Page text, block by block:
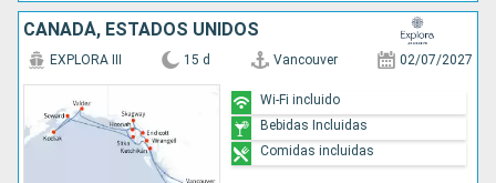
CANADÁ, ESTADOS UNIDOS
EXPLORA III 15 d Vancouver 02/07/2027
Wi-Fi incluido
Bebidas Incluidas
Comidas incluidas